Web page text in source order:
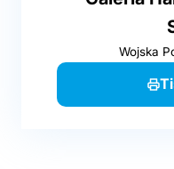
Wojska